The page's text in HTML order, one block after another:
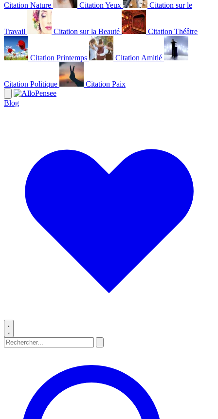
Citation Nature Citation Yeux Citation sur le
Travail Citation sur la Beauté Citation Théâtre
Citation Printemps Citation Amitié
Citation Politique Citation Paix
Blog